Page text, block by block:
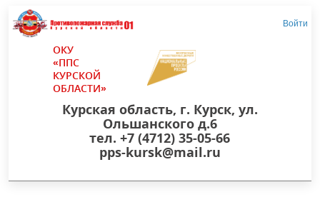
Войти
ОКУ
«ППС
КУРСКОЙ
ОБЛАСТИ»
Курская область, г. Курск, ул.
Ольшанского д.6
тел. +7 (4712) 35-05-66
pps-kursk@mail.ru